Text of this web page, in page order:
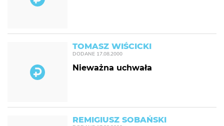
TOMASZ WIŚCICKI
DODANE 17.08.2000
Nieważna uchwała
REMIGIUSZ SOBAŃSKI